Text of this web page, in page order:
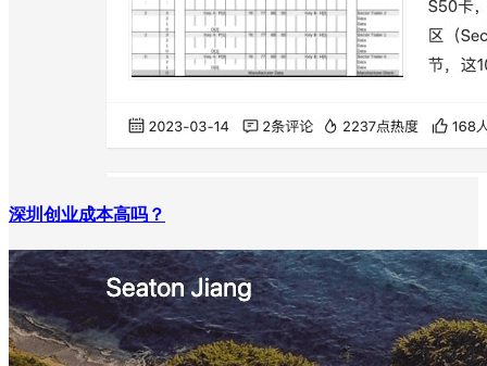
深圳创业成本高吗？